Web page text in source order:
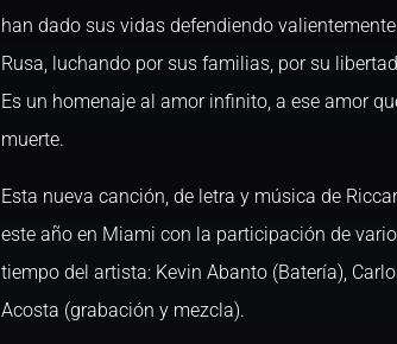
han dado sus vidas defendiendo
Rusa, luchando por sus familias, por su
Es un homenaje al amor infinito, a ese amor
muerte.
Esta nueva canción, de letra y música de
este año en Miami con la participación de
tiempo del artista: Kevin Abanto (Batería),
Acosta (grabación y mezcla).